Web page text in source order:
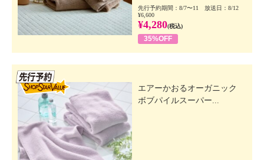
先行予約期間：8/7〜11 放送日：8/12
¥6,600
¥4,280(税込)
35%OFF
エアーかおるオーガニック
ボブパイルスーパー...